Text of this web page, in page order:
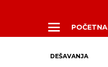
Menu
POČETNA
DEŠAVANJA